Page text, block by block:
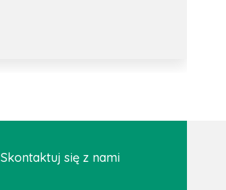
Skontaktuj się z nami